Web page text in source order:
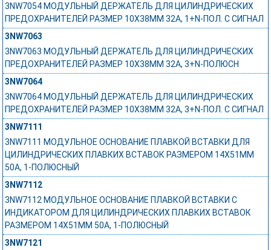
3NW7054 МОДУЛЬНЫЙ ДЕРЖАТЕЛЬ ДЛЯ ЦИЛИНДРИЧЕСКИХ
ПРЕДОХРАНИТЕЛЕЙ РАЗМЕР 10X38MM 32A, 1+N-ПОЛ. С СИГНАЛ
3NW7063
3NW7063 МОДУЛЬНЫЙ ДЕРЖАТЕЛЬ ДЛЯ ЦИЛИНДРИЧЕСКИХ
ПРЕДОХРАНИТЕЛЕЙ РАЗМЕР 10X38MM 32A, 3+N-ПОЛЮСН
3NW7064
3NW7064 МОДУЛЬНЫЙ ДЕРЖАТЕЛЬ ДЛЯ ЦИЛИНДРИЧЕСКИХ
ПРЕДОХРАНИТЕЛЕЙ РАЗМЕР 10X38MM 32A, 3+N-ПОЛ. С СИГНАЛ
3NW7111
3NW7111 МОДУЛЬНОЕ ОСНОВАНИЕ ПЛАВКОЙ ВСТАВКИ ДЛЯ
ЦИЛИНДРИЧЕСКИХ ПЛАВКИХ ВСТАВОК РАЗМЕРОМ 14X51MM
50A, 1-ПОЛЮСНЫЙ
3NW7112
3NW7112 МОДУЛЬНОЕ ОСНОВАНИЕ ПЛАВКОЙ ВСТАВКИ С
ИНДИКАТОРОМ ДЛЯ ЦИЛИНДРИЧЕСКИХ ПЛАВКИХ ВСТАВОК
РАЗМЕРОМ 14X51MM 50A, 1-ПОЛЮСНЫЙ
3NW7121